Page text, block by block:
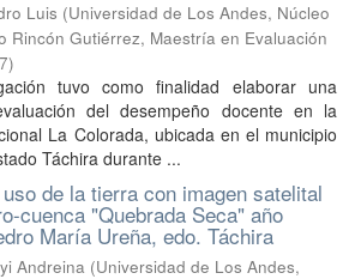
Luis (Universidad de Los Andes, Núcleo
Rincón Gutiérrez, Maestría en Evaluación
)
tuvo como finalidad elaborar una
del desempeño docente en la
La Colorada, ubicada en el municipio
Táchira durante ...
de la tierra con imagen satelital
cuenca "Quebrada Seca" año
María Ureña, edo. Táchira
Andreina (Universidad de Los Andes,